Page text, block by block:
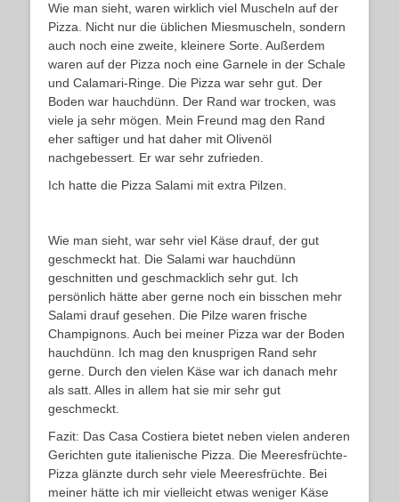
Wie man sieht, waren wirklich viel Muscheln auf der
Pizza. Nicht nur die üblichen Miesmuscheln, sondern
auch noch eine zweite, kleinere Sorte. Außerdem
waren auf der Pizza noch eine Garnele in der Schale
und Calamari-Ringe. Die Pizza war sehr gut. Der
Boden war hauchdünn. Der Rand war trocken, was
viele ja sehr mögen. Mein Freund mag den Rand
eher saftiger und hat daher mit Olivenöl
nachgebessert. Er war sehr zufrieden.
Ich hatte die Pizza Salami mit extra Pilzen.
Wie man sieht, war sehr viel Käse drauf, der gut
geschmeckt hat. Die Salami war hauchdünn
geschnitten und geschmacklich sehr gut. Ich
persönlich hätte aber gerne noch ein bisschen mehr
Salami drauf gesehen. Die Pilze waren frische
Champignons. Auch bei meiner Pizza war der Boden
hauchdünn. Ich mag den knusprigen Rand sehr
gerne. Durch den vielen Käse war ich danach mehr
als satt. Alles in allem hat sie mir sehr gut
geschmeckt.
Fazit: Das Casa Costiera bietet neben vielen anderen
Gerichten gute italienische Pizza. Die Meeresfrüchte-
Pizza glänzte durch sehr viele Meeresfrüchte. Bei
meiner hätte ich mir vielleicht etwas weniger Käse